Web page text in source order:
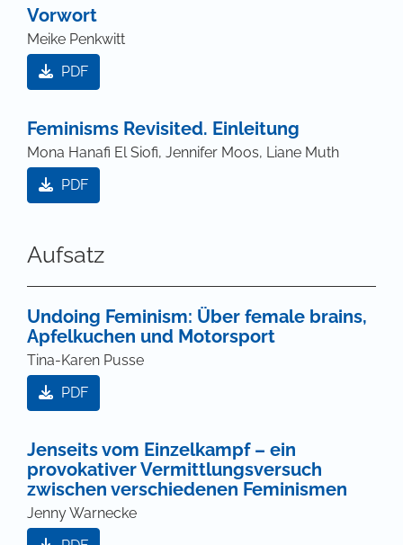
Vorwort
Meike Penkwitt
PDF
Feminisms Revisited. Einleitung
Mona Hanafi El Siofi, Jennifer Moos, Liane Muth
PDF
Aufsatz
Undoing Feminism: Über female brains,
Apfelkuchen und Motorsport
Tina-Karen Pusse
PDF
Jenseits vom Einzelkampf – ein
provokativer Vermittlungsversuch
zwischen verschiedenen Feminismen
Jenny Warnecke